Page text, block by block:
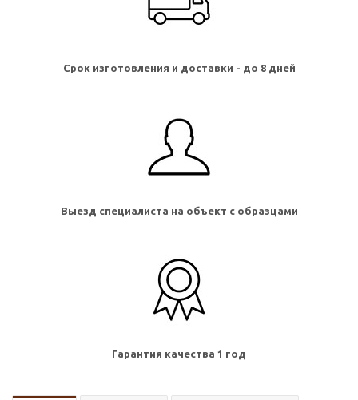
Срок изготовления и доставки - до 8 дней
Выезд специалиста на объект с образцами
Гарантия качества 1 год